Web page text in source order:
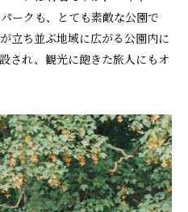
ークも、とても素敵な公園で
立ち並ぶ地域に広がる公園内に
され、観光に飽きた旅人にもオ